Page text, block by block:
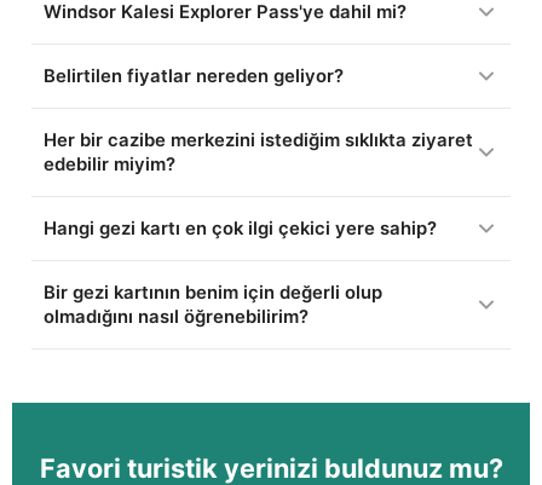
Windsor Kalesi Explorer Pass'ye dahil mi?
Belirtilen fiyatlar nereden geliyor?
Her bir cazibe merkezini istediğim sıklıkta ziyaret
edebilir miyim?
Hangi gezi kartı en çok ilgi çekici yere sahip?
Bir gezi kartının benim için değerli olup
olmadığını nasıl öğrenebilirim?
Favori turistik yerinizi buldunuz mu?